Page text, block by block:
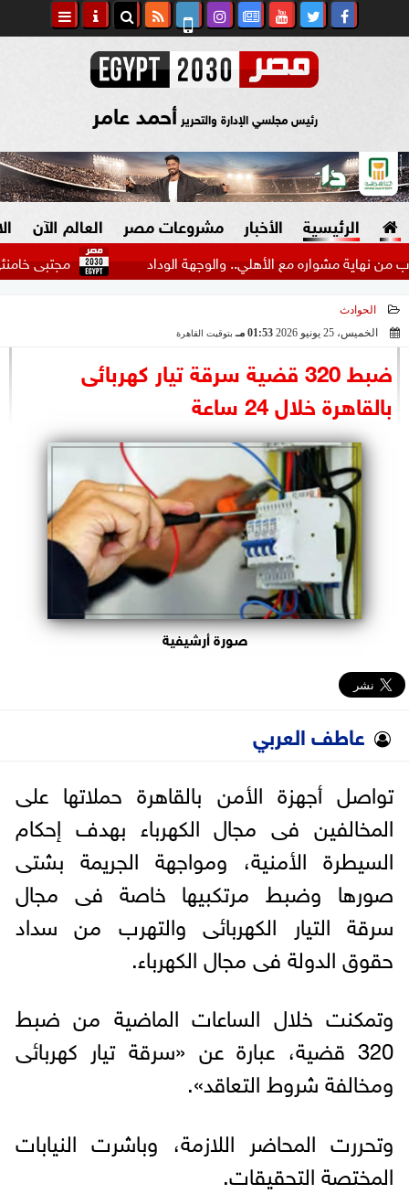
رئيس مجلسي الإدارة والتحرير أحمد عامر
الرئيسية الأخبار
السياسة
الرئاسة
البرلمان
الوزارات
الأحزاب
مشروعات مصر
صنع في مصر
العالم الآن
مجتبى خامنئي مشواره مع الأهلي.. والوجهة الوداد
الحوادث
الخميس، 25 يونيو 2026
01:53 مـ بتوقيت القاهرة
ضبط 320 قضية سرقة تيار كهربائى
بالقاهرة خلال 24 ساعة
صورة أرشيفية
عاطف العربي
تواصل أجهزة الأمن بالقاهرة حملاتها على
المخالفين فى مجال الكهرباء بهدف إحكام
السيطرة الأمنية، ومواجهة الجريمة بشتى
صورها وضبط مرتكبيها خاصة فى مجال
سرقة التيار الكهربائى والتهرب من سداد
حقوق الدولة فى مجال الكهرباء.
وتمكنت خلال الساعات الماضية من ضبط
320 قضية، عبارة عن «سرقة تيار كهربائى
ومخالفة شروط التعاقد».
وتحررت المحاضر اللازمة، وباشرت النيابات
المختصة التحقيقات.